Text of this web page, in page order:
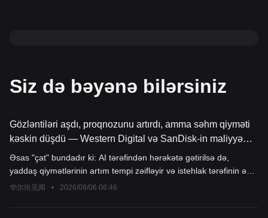
Siz də bəyənə bilərsiniz
Gözləntiləri aşdı, proqnozunu artırdı, amma səhm qiyməti
kəskin düşdü — Western Digital və SanDisk-in maliyyə
hesabatı bu saxlama dövriyyəsindəki çatları üzə çıxardı
Əsas "çat" bundadır ki: AI tərəfindən hərəkətə gətirilsə də,
yaddaş qiymətlərinin artım tempi zəifləyir və istehlak tərəfinin əks-
təsiri qiymətlərin zirvəyə çatması qorxusunu yaradıb. Bazarda
华尔街见闻 • 2026/08/06 06:46